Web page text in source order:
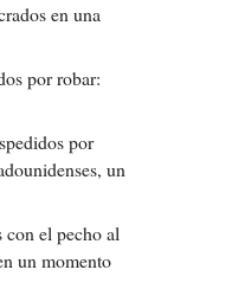
en una
por robar:
por
un
el pecho al
un momento